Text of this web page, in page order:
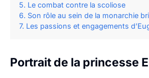
Le combat contre la scoliose
Son rôle au sein de la monarchie
Les passions et engagements
Portrait de la princesse